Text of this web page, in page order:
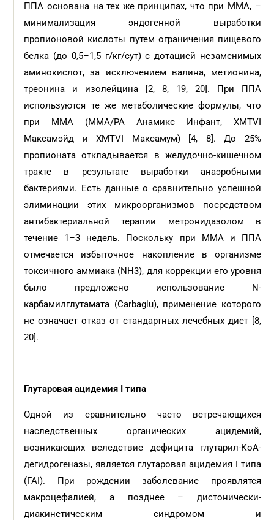
ППА основана на тех же принципах, что при ММА, –
минимализация эндогенной выработки
пропионовой кислоты путем ограничения пищевого
белка (до 0,5–1,5 г/кг/cут) c дотацией незаменимых
аминокислот, за исключением валина, метионина,
треонина и изолейцина [2, 8, 19, 20]. При ППА
используются те же метаболические формулы, что
при ММА (MMA/PA Анамикс Инфант, XMTVI
Mаксамэйд и XMTVI Mаксамум) [4, 8]. До 25%
пропионата откладывается в желудочно-кишечном
тракте в результате выработки анаэробными
бактериями. Есть данные о сравнительно успешной
элиминации этих микроорганизмов посредством
антибактериальной терапии метронидазолом в
течение 1–3 недель. Поскольку при ММА и ППА
отмечается избыточное накопление в организме
токсичного аммиака (NH3), для коррекции его уровня
было предложено использование N-
карбамилглутамата (Carbaglu), применение которого
не означает отказ от стандартных лечебных диет [8,
20].
Глутаровая ацидемия I типа
Одной из сравнительно часто встречающихся
наследственных органических ацидемий,
возникающих вследствие дефицита глутарил-КоА-
дегидрогеназы, является глутаровая ацидемия I типа
(ГАI). При рождении заболевание проявлятся
макроцефалией, а позднее – дистонически-
диакинетическим синдромом и